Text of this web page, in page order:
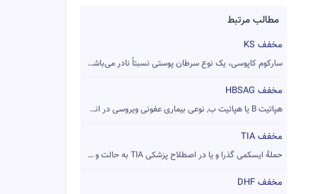
مطالب مرتبط
مخفف KS
سارکوم کاپوسی، یک نوع سرطان پوستی نسبتاً نادر می‌باشد که در ...
مخفف HBSAG
هپاتیت B یا هپاتیت ب, نوعی بیماری عفونی ویروسی در انسان است ...
مخفف TIA
حملهٔ‌ ایسکمی گذرا و یا در اصطلاح پزشکی TIA به حالت و شرایطی...
مخفف DHF